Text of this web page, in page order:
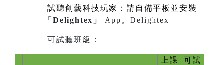
試聽創藝科技玩家：請自備平板並安裝
「Delightex」
App。 Delightex
可試聽班級：
上課
可試